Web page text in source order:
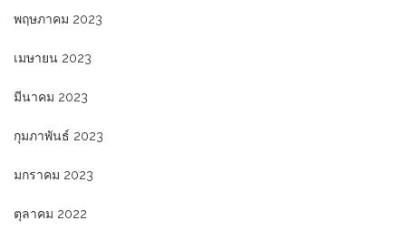
พฤษภาคม 2023
เมษายน 2023
มีนาคม 2023
กุมภาพันธ์ 2023
มกราคม 2023
ตุลาคม 2022